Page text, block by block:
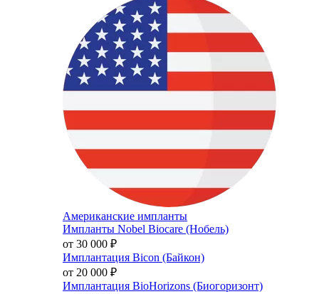
Американские импланты
Импланты Nobel Biocare (Нобель)
от 30 000 ₽
Имплантация Bicon (Байкон)
от 20 000 ₽
Имплантация BioHorizons (Биогоризонт)